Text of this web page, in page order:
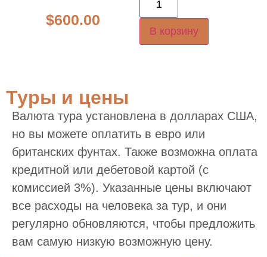
$600.00
В корзину
Туры и цены
Валюта тура установлена в долларах США,
но вы можете оплатить в евро или
британских фунтах. Также возможна оплата
кредитной или дебетовой картой (с
комиссией 3%). Указанные цены включают
все расходы на человека за тур, и они
регулярно обновляются, чтобы предложить
вам самую низкую возможную цену.